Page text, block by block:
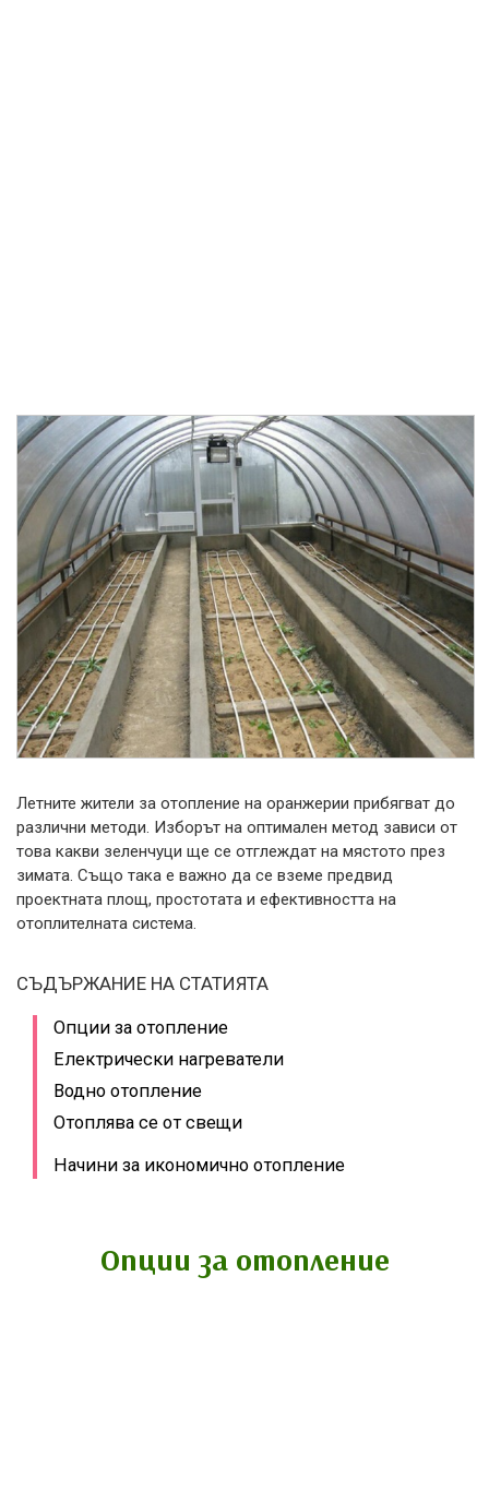
Летните жители за отопление на оранжерии прибягват до
различни методи. Изборът на оптимален метод зависи от
това какви зеленчуци ще се отглеждат на мястото през
зимата. Също така е важно да се вземе предвид
проектната площ, простотата и ефективността на
отоплителната система.
СЪДЪРЖАНИЕ НА СТАТИЯТА
Опции за отопление
Електрически нагреватели
Водно отопление
Отоплява се от свещи
Начини за икономично отопление
Опции за отопление